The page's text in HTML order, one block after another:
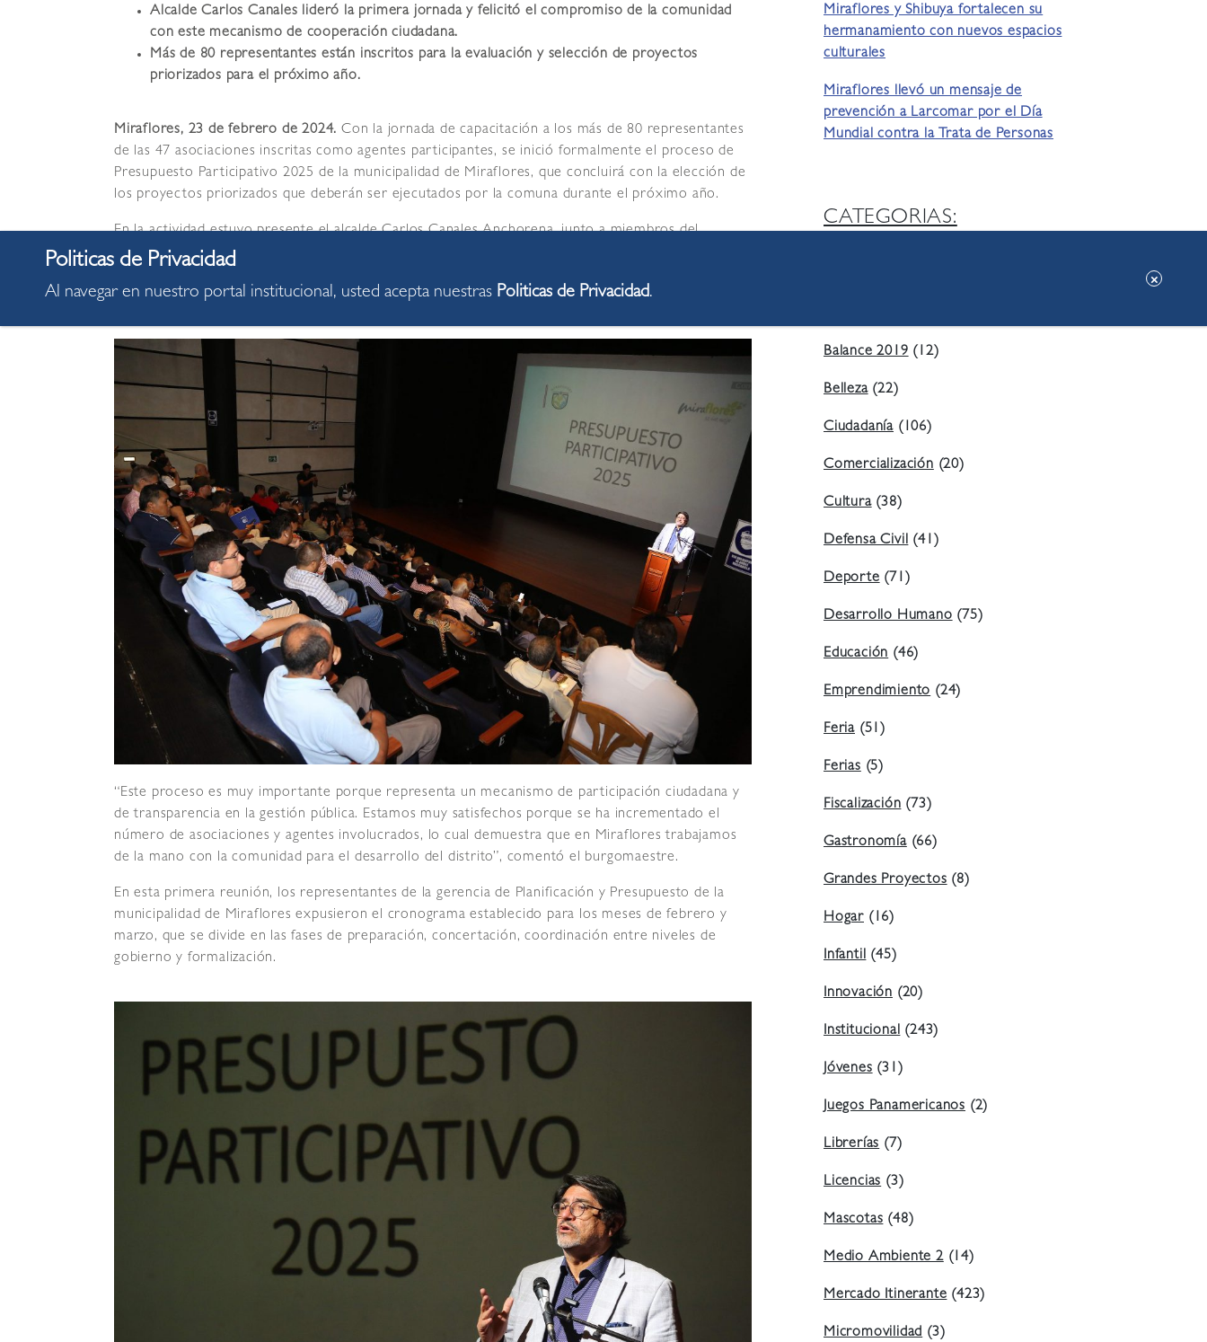
Alcalde Carlos Canales lideró la primera jornada y felicitó el compromiso de la comunidad
con este mecanismo de cooperación ciudadana.
Más de 80 representantes están inscritos para la evaluación y selección de proyectos
priorizados para el próximo año.
Miraflores, 23 de febrero de 2024. Con la jornada de capacitación a los más de 80 representantes
de las 47 asociaciones inscritas como agentes participantes, se inició formalmente el proceso de
Presupuesto Participativo 2025 de la municipalidad de Miraflores, que concluirá con la elección de
los proyectos priorizados que deberán ser ejecutados por la comuna durante el próximo año.
En la actividad estuvo presente el alcalde Carlos Canales Anchorena, junto a miembros del
Concejo Municipal y los funcionarios ediles que integran el equipo técnico a cargo de dirigir este
de 5 millones y medio de soles.
“Este proceso es muy importante porque representa un mecanismo de participación ciudadana y
de transparencia en la gestión pública. Estamos muy satisfechos porque se ha incrementado el
número de asociaciones y agentes involucrados, lo cual demuestra que en Miraflores trabajamos
de la mano con la comunidad para el desarrollo del distrito”, comentó el burgomaestre.
En esta primera reunión, los representantes de la gerencia de Planificación y Presupuesto de la
municipalidad de Miraflores expusieron el cronograma establecido para los meses de febrero y
marzo, que se divide en las fases de preparación, concertación, coordinación entre niveles de
gobierno y formalización.
Miraflores y Shibuya fortalecen su
hermanamiento con nuevos espacios
culturales
Miraflores llevó un mensaje de
prevención a Larcomar por el Día
Mundial contra la Trata de Personas
CATEGORIAS:
Balance 2019(12)
Belleza(22)
Ciudadanía (106)
Comercialización(20)
Cultura(38)
Defensa Civil(41)
Deporte(71)
Desarrollo Humano(75)
Educación(46)
Emprendimiento(24)
Feria (51)
Ferias(5)
Fiscalización(73)
Gastronomía(66)
Grandes Proyectos(8)
Hogar (16)
Infantil(45)
Innovación (20)
Institucional(243)
Jóvenes(31)
Juegos Panamericanos (2)
Librerías(7)
Licencias(3)
Mascotas(48)
Medio Ambiente 2(14)
Mercado Itinerante(423)
Micromovilidad(3)
Al navegar en nuestro portal institucional, usted acepta nuestras Politicas de Privacidad.